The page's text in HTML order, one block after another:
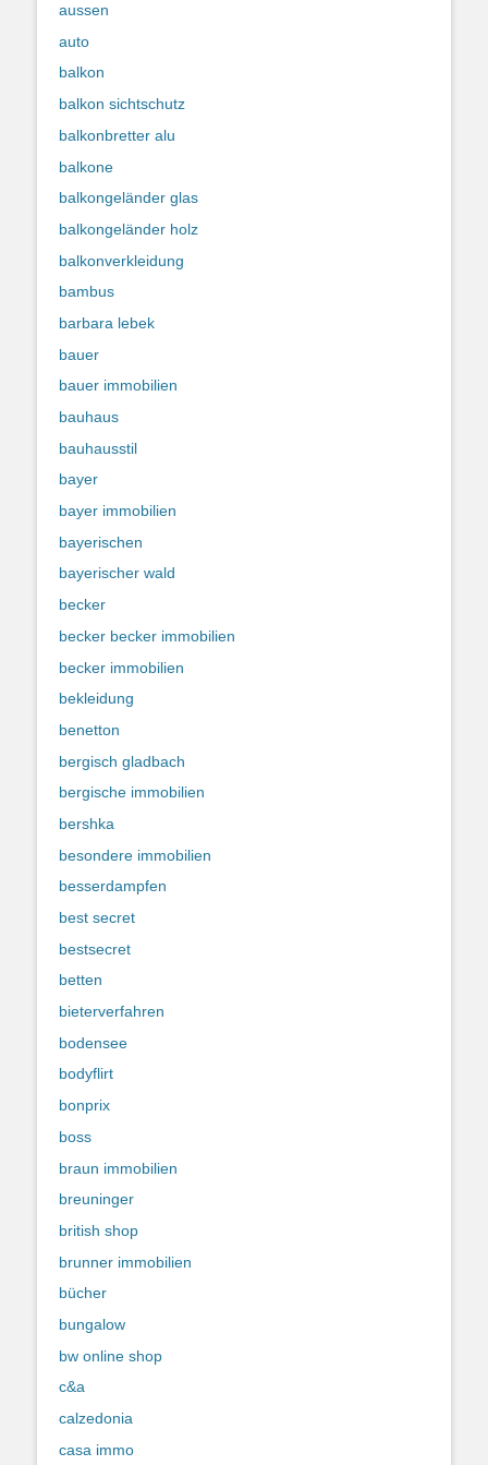
aussen
auto
balkon
balkon sichtschutz
balkonbretter alu
balkone
balkongeländer glas
balkongeländer holz
balkonverkleidung
bambus
barbara lebek
bauer
bauer immobilien
bauhaus
bauhausstil
bayer
bayer immobilien
bayerischen
bayerischer wald
becker
becker becker immobilien
becker immobilien
bekleidung
benetton
bergisch gladbach
bergische immobilien
bershka
besondere immobilien
besserdampfen
best secret
bestsecret
betten
bieterverfahren
bodensee
bodyflirt
bonprix
boss
braun immobilien
breuninger
british shop
brunner immobilien
bücher
bungalow
bw online shop
c&a
calzedonia
casa immo